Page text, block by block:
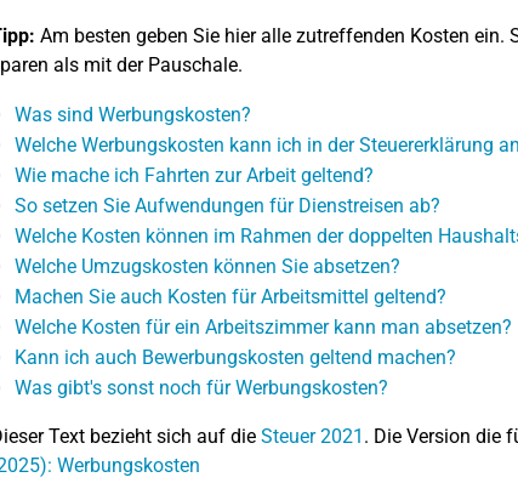
Am besten geben Sie hier alle zutreffenden Kosten
als mit der Pauschale.
Was sind Werbungskosten?
Welche Werbungskosten kann ich in der Steuererklärung
Wie mache ich Fahrten zur Arbeit geltend?
So setzen Sie Aufwendungen für Dienstreisen ab?
Welche Kosten können im Rahmen der doppelten
Welche Umzugskosten können Sie absetzen?
Machen Sie auch Kosten für Arbeitsmittel geltend?
Welche Kosten für ein Arbeitszimmer kann man absetzen?
Kann ich auch Bewerbungskosten geltend machen?
Was gibt's sonst noch für Werbungskosten?
Text bezieht sich auf die Steuer 2021 . Die Version die
Werbungskosten